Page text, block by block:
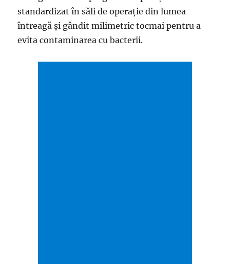
standardizat în săli de operaţie din lumea
întreagă şi gândit milimetric tocmai pentru a
evita contaminarea cu bacterii.